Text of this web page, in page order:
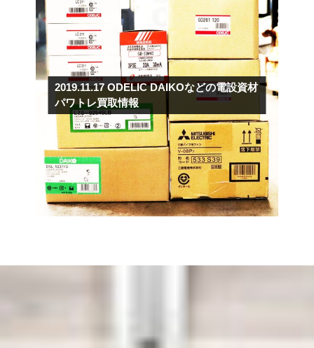
2019.11.17 ODELIC DAIKOなどの電設資材
パワトレ買取情報